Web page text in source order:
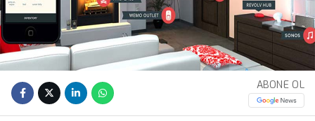
ABONE OL